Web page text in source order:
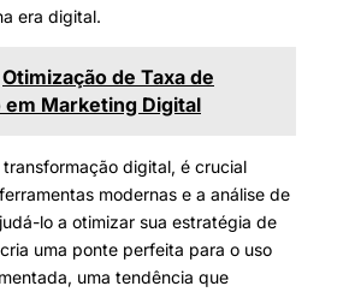
era digital.
Otimização de Taxa de
Marketing Digital
digital, é crucial
modernas e a análise de
lo a otimizar sua estratégia de
uma ponte perfeita para o uso
uma tendência que